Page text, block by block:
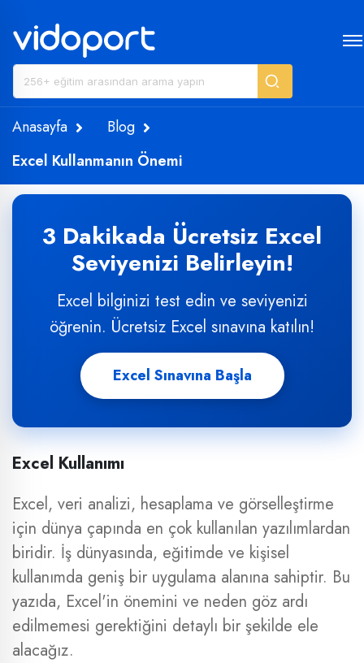
Anasayfa
Blog
Excel Kullanmanın Önemi
3 Dakikada Ücretsiz Excel
Seviyenizi Belirleyin!
Excel bilginizi test edin ve seviyenizi
öğrenin. Ücretsiz Excel sınavına katılın!
Excel Sınavına Başla
Excel Kullanımı
Excel, veri analizi, hesaplama ve görselleştirme
için dünya çapında en çok kullanılan yazılımlardan
biridir. İş dünyasında, eğitimde ve kişisel
kullanımda geniş bir uygulama alanına sahiptir. Bu
yazıda, Excel'in önemini ve neden göz ardı
edilmemesi gerektiğini detaylı bir şekilde ele
alacağız.